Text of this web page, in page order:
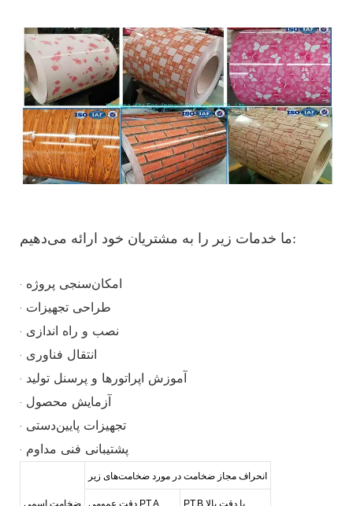
ما خدمات زیر را به مشتریان خود ارائه می‌دهیم:
· امکان‌سنجی پروژه
· طراحی تجهیزات
· نصب و راه اندازی
· انتقال فناوری
· آموزش اپراتورها و پرسنل تولید
· آزمایش محصول
· تجهیزات پایین‌دستی
· پشتیبانی فنی مداوم
ضخامت اسمی
انحراف مجاز ضخامت در مورد ضخامت‌های زیر
دقت عمومی PT.A PT.B با دقت بالا